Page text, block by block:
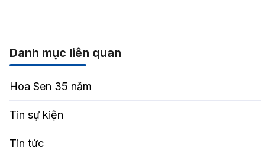
Danh mục liên quan
Hoa Sen 35 năm
Tin sự kiện
Tin tức